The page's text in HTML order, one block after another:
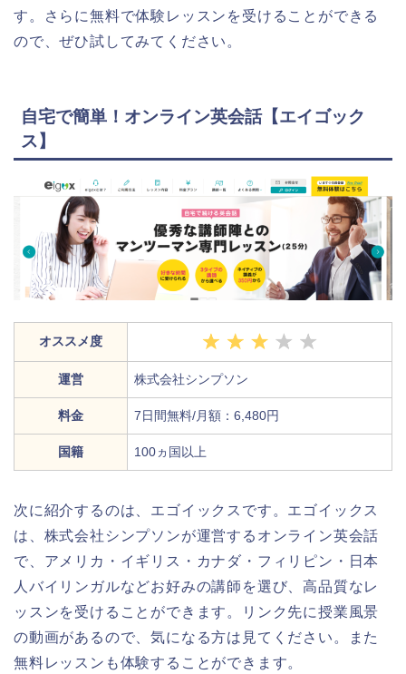
す。さらに無料で体験レッスンを受けることができる
ので、ぜひ試してみてください。
自宅で簡単！オンライン英会話【エイゴック
ス】
オススメ度
運営 株式会社シンプソン
料金 7日間無料/月額：6,480円
国籍 100ヵ国以上
次に紹介するのは、エゴイックスです。エゴイックス
は、株式会社シンプソンが運営するオンライン英会話
で、アメリカ・イギリス・カナダ・フィリピン・日本
人バイリンガルなどお好みの講師を選び、高品質なレ
ッスンを受けることができます。リンク先に授業風景
の動画があるので、気になる方は見てください。また
無料レッスンも体験することができます。